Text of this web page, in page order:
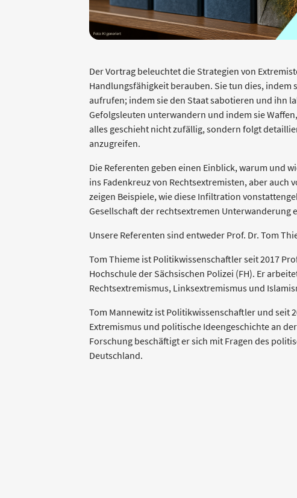
Der Vortrag beleuchtet die Strategien von
Handlungsfähigkeit berauben. Sie tun dies,
aufrufen; indem sie den Staat sabotieren und ihn
Gefolgsleuten unterwandern und indem sie
alles geschieht nicht zufällig, sondern folgt
anzugreifen.
Die Referenten geben einen Einblick, warum und
ins Fadenkreuz von Rechtsextremisten, aber
zeigen Beispiele, wie diese Infiltration
Gesellschaft der rechtsextremen Unterwanderung
Unsere Referenten sind entweder Prof. Dr. Tom
Tom Thieme ist Politikwissenschaftler seit 2017
Hochschule der Sächsischen Polizei (FH). Er
Rechtsextremismus, Linksextremismus und
Tom Mannewitz ist Politikwissenschaftler und seit
Extremismus und politische Ideengeschichte an
Forschung beschäftigt er sich mit Fragen des
Deutschland.